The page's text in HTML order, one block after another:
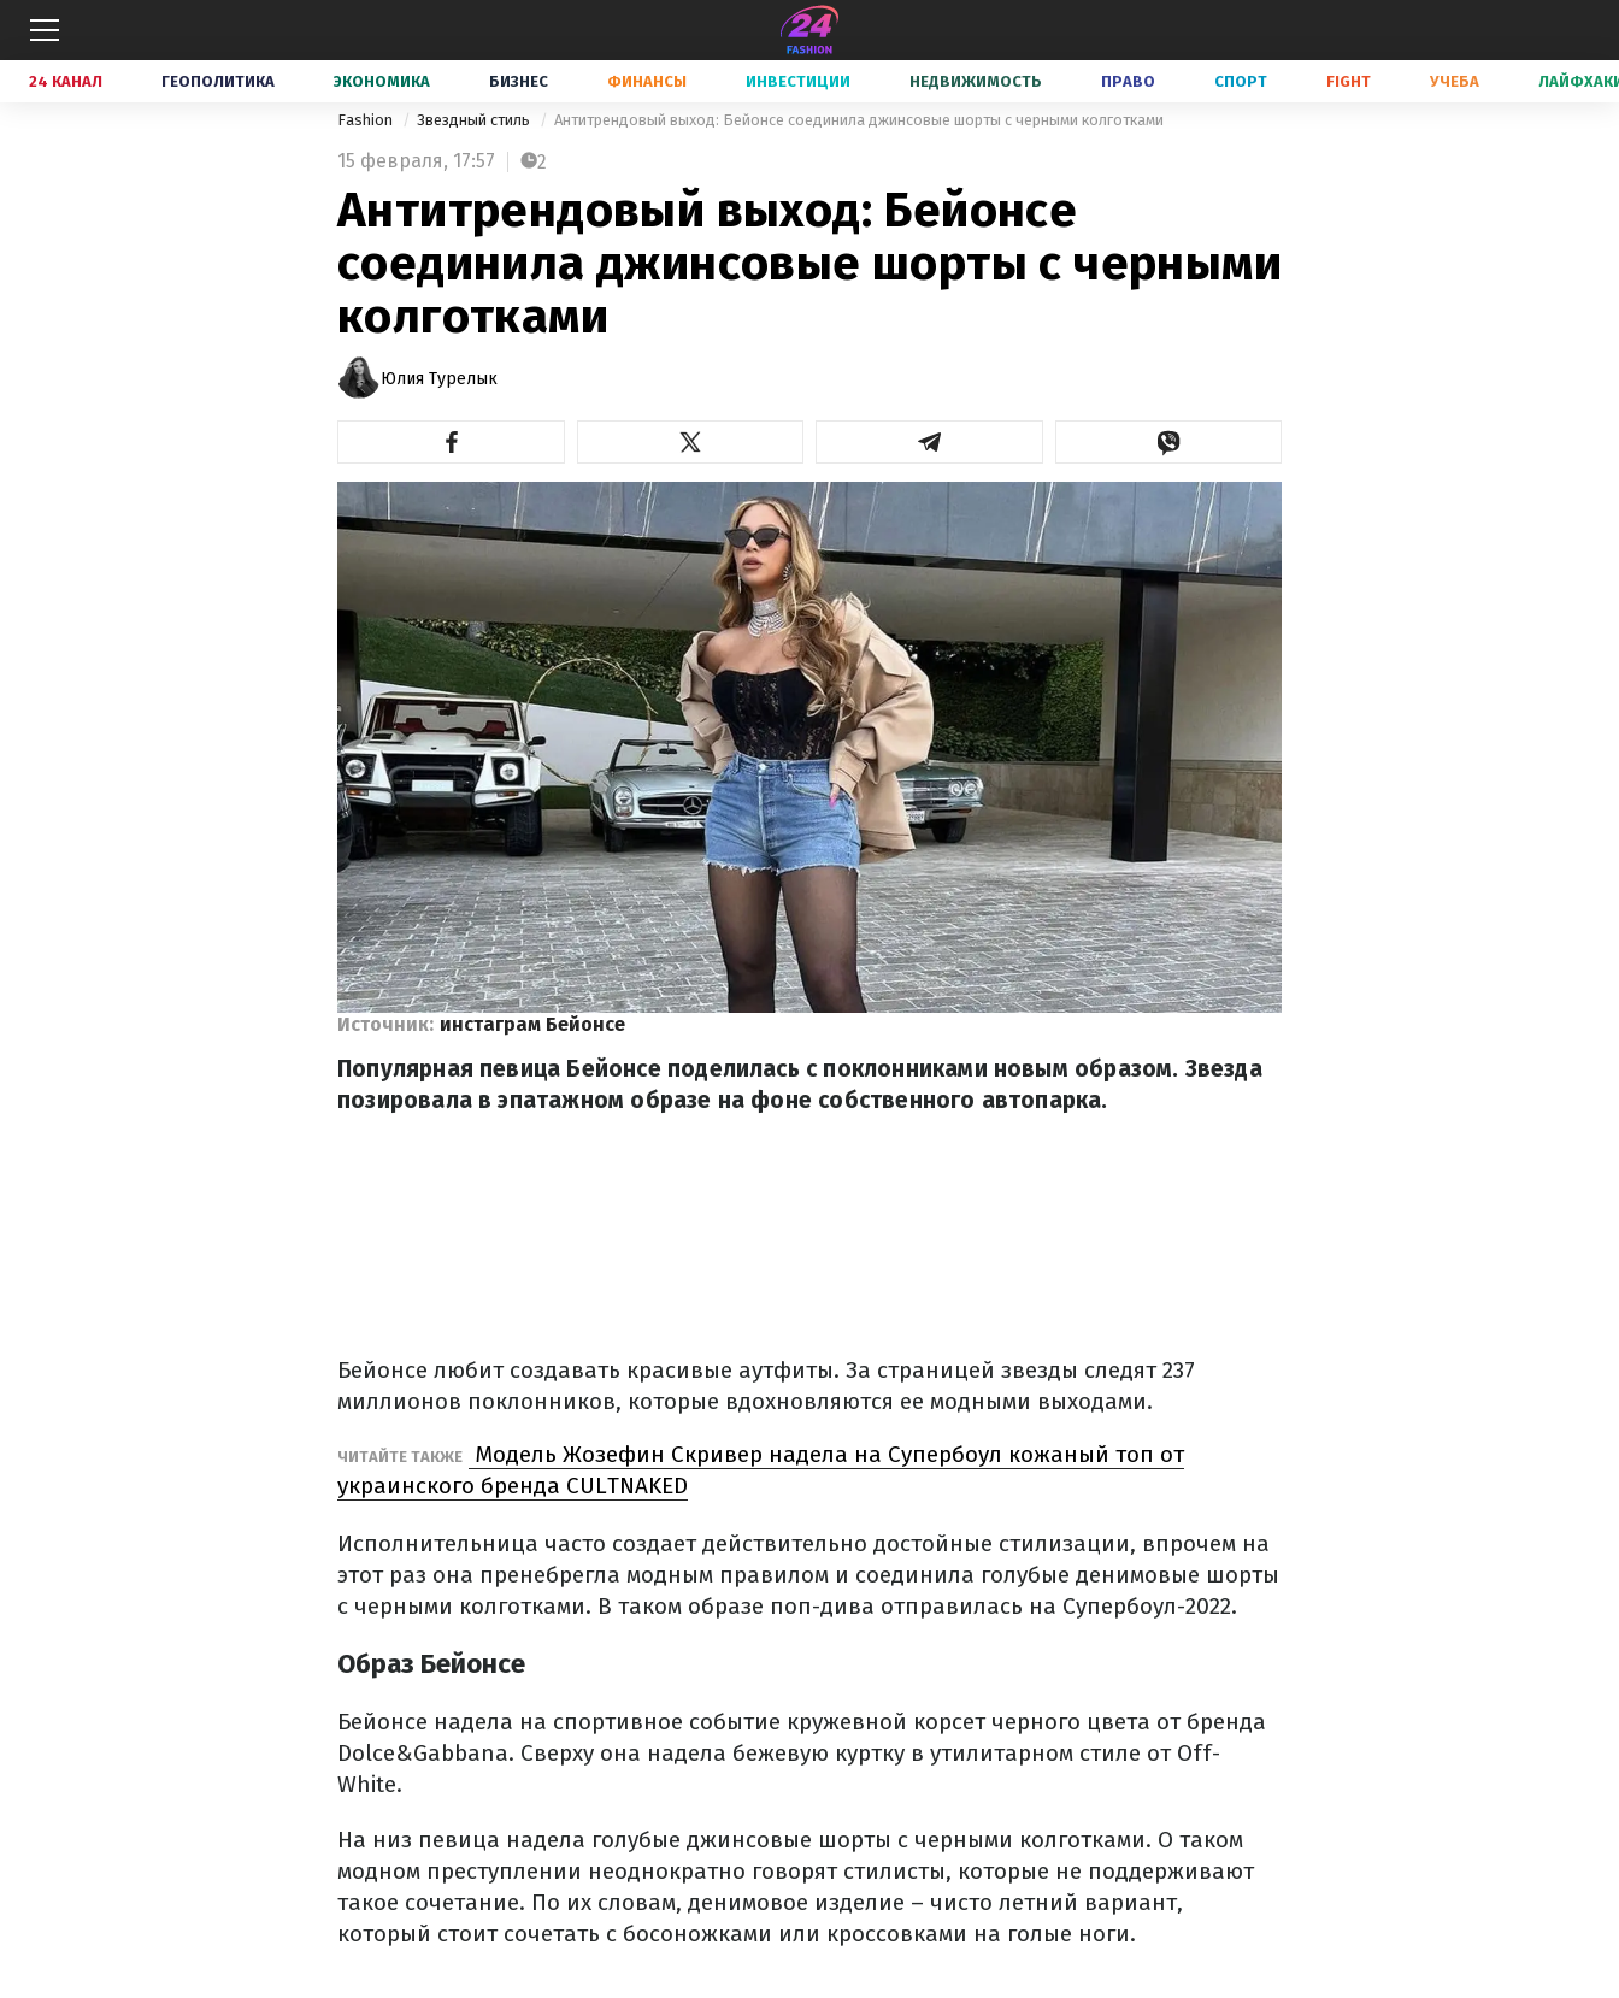
24 КАНАЛ ГЕОПОЛИТИКА ЭКОНОМИКА БИЗНЕС ФИНАНСЫ ИНВЕСТИЦИИ НЕДВИЖИМОСТЬ ПРАВО СПОРТ FIGHT УЧЕБА
Fashion Звездный стиль Антитрендовый выход: Бейонсе соединила джинсовые шорты с черными колготками
15 февраля, 17:57 2
Антитрендовый выход: Бейонсе
соединила джинсовые шорты с черными
колготками
Юлия Турелык
Источник: инстаграм Бейонсе
Популярная певица Бейонсе поделилась с поклонниками новым образом. Звезда
позировала в эпатажном образе на фоне собственного автопарка.
Бейонсе любит создавать красивые аутфиты. За страницей звезды следят 237
миллионов поклонников, которые вдохновляются ее модными выходами.
ЧИТАЙТЕ ТАКЖЕ
Модель Жозефин Скривер надела на Супербоул кожаный топ от
украинского бренда CULTNAKED
Исполнительница часто создает действительно достойные стилизации, впрочем на
этот раз она пренебрегла модным правилом и соединила голубые денимовые шорты
с черными колготками. В таком образе поп-дива отправилась на Супербоул-2022.
Образ Бейонсе
Бейонсе надела на спортивное событие кружевной корсет черного цвета от бренда
Dolce&Gabbana. Сверху она надела бежевую куртку в утилитарном стиле от Off-
White.
На низ певица надела голубые джинсовые шорты с черными колготками. О таком
модном преступлении неоднократно говорят стилисты, которые не поддерживают
такое сочетание. По их словам, денимовое изделие – чисто летний вариант,
который стоит сочетать с босоножками или кроссовками на голые ноги.